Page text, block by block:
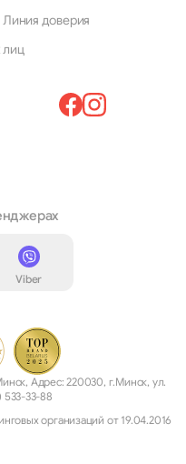
Линия доверия
лиц
Viber
Адрес: 220030, г.Минск, ул.
533-33-88
организаций от 19.04.2016